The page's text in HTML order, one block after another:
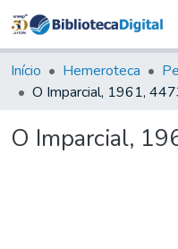
Início Hemeroteca
O Imparcial, 1961,
O Imparcial,